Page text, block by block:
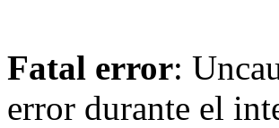
Fatal error:
error durante el